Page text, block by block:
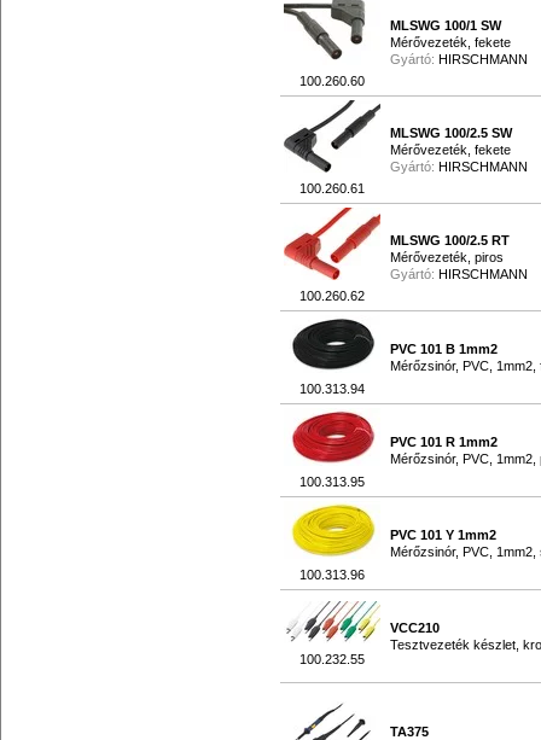
100.260.60
MLSWG 100/1 SW
Mérővezeték, fekete
Gyártó: HIRSCHMANN
100.260.61
MLSWG 100/2.5 SW
Mérővezeték, fekete
Gyártó: HIRSCHMANN
100.260.62
MLSWG 100/2.5 RT
Mérővezeték, piros
Gyártó: HIRSCHMANN
100.313.94
PVC 101 B 1mm2
Mérőzsinór, PVC, 1mm2,
100.313.95
PVC 101 R 1mm2
Mérőzsinór, PVC, 1mm2,
100.313.96
PVC 101 Y 1mm2
Mérőzsinór, PVC, 1mm2,
100.232.55
VCC210
Tesztvezeték készlet,
TA375